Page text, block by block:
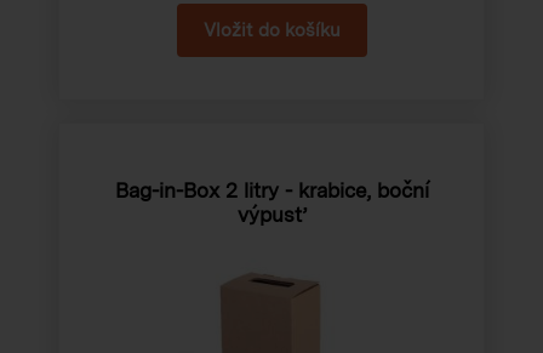
Bag-in-Box 2 litry - krabice, boční
výpusť